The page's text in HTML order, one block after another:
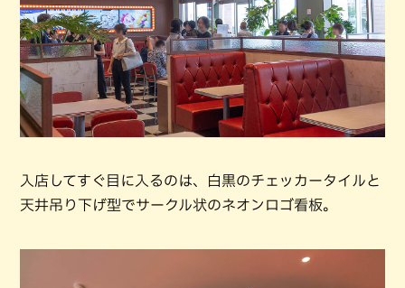
入店してすぐ目に入るのは、白黒のチェッカータイルと
天井吊り下げ型でサークル状のネオンロゴ看板。